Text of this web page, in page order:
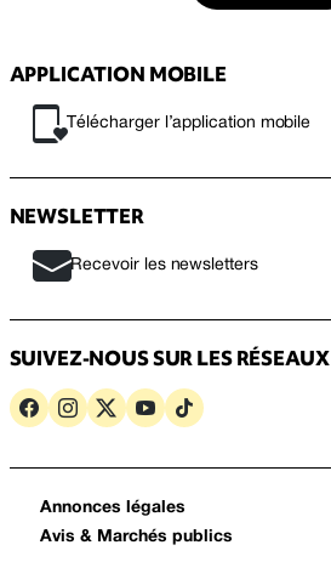
APPLICATION MOBILE
Télécharger l’application mobile
NEWSLETTER
Recevoir les newsletters
SUIVEZ-NOUS SUR LES RÉSEAUX
Annonces légales
Avis & Marchés publics